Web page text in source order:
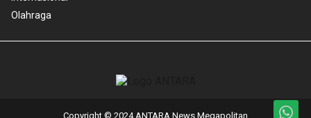
Olahraga
Copyright © 2024 ANTARA News Megapolitan